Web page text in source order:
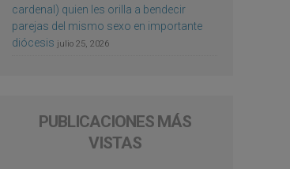
cardenal) quien les orilla a bendecir
parejas del mismo sexo en importante
diócesis julio 25, 2026
PUBLICACIONES MÁS
VISTAS